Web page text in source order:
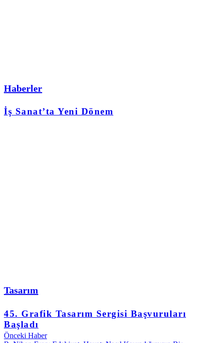
Haberler
İş Sanat’ta Yeni Dönem
Tasarım
45. Grafik Tasarım Sergisi Başvuruları
Başladı
Önceki Haber